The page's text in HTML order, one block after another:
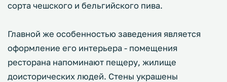
сорта чешского и бельгийского пива.
Главной же особенностью заведения является
оформление его интерьера - помещения
ресторана напоминают пещеру, жилище
доисторических людей. Стены украшены